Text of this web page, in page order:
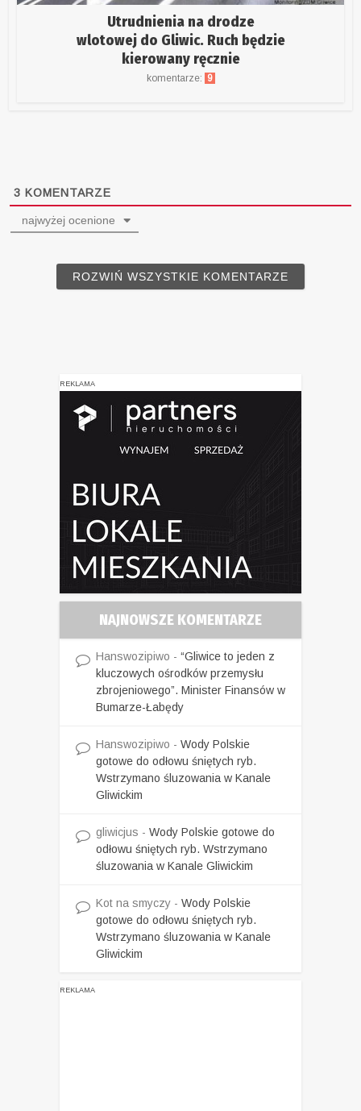
Utrudnienia na drodze
wlotowej do Gliwic. Ruch będzie
kierowany ręcznie
komentarze: 9
3 KOMENTARZE
najwyżej ocenione
ROZWIŃ WSZYSTKIE KOMENTARZE
REKLAMA
NAJNOWSZE KOMENTARZE
Hanswozipiwo - “Gliwice to jeden z
kluczowych ośrodków przemysłu
zbrojeniowego”. Minister Finansów w
Bumarze-Łabędy
Hanswozipiwo - Wody Polskie
gotowe do odłowu śniętych ryb.
Wstrzymano śluzowania w Kanale
Gliwickim
gliwicjus - Wody Polskie gotowe do
odłowu śniętych ryb. Wstrzymano
śluzowania w Kanale Gliwickim
Kot na smyczy - Wody Polskie
gotowe do odłowu śniętych ryb.
Wstrzymano śluzowania w Kanale
Gliwickim
REKLAMA